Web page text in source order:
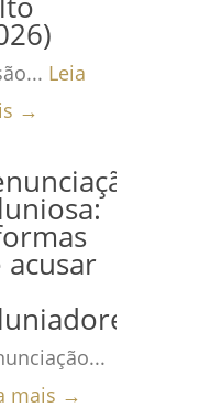
Leia
→
acusar
mais →